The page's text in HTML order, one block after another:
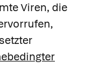
Viren, die